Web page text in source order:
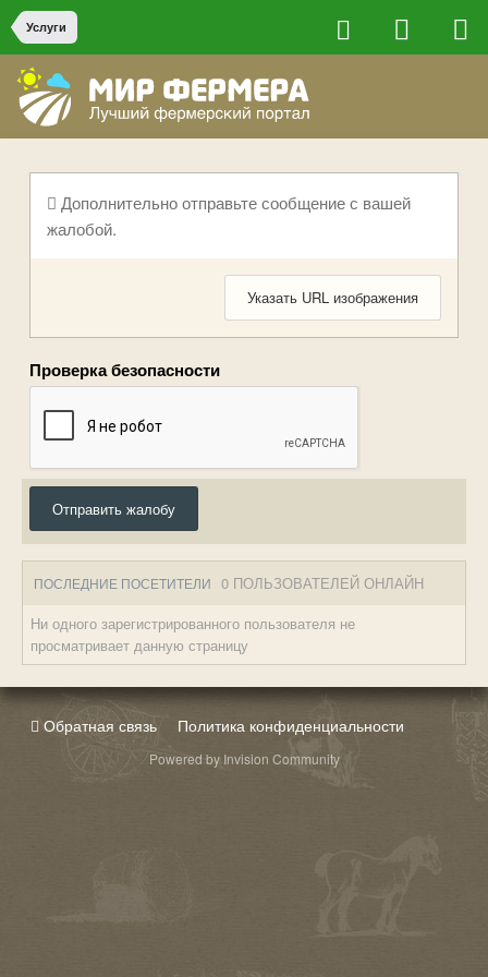
Услуги
Дополнительно отправьте сообщение с вашей
жалобой.
Указать URL изображения
Проверка безопасности
Отправить жалобу
ПОСЛЕДНИЕ ПОСЕТИТЕЛИ 0 ПОЛЬЗОВАТЕЛЕЙ ОНЛАЙН
Ни одного зарегистрированного пользователя не
просматривает данную страницу
Обратная связь Политика конфиденциальности
Powered by Invision Community